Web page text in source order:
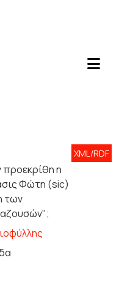
XML/RDF
προεκρίθη η
Φώτη (sic)
των